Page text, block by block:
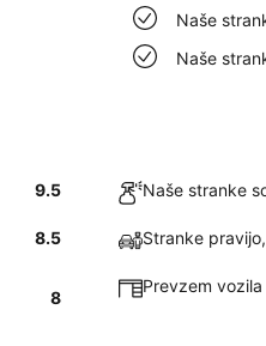
Naše
Naše
9.5 Naše stranke
8.5 Stranke
8
Prevzem